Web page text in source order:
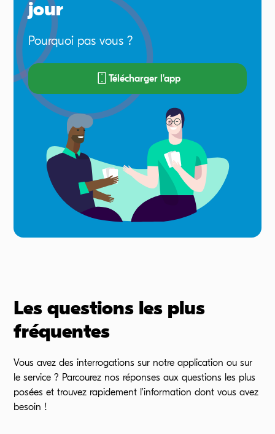
jour
Pourquoi pas vous ?
Télécharger l'app
Les questions les plus
fréquentes
Vous avez des interrogations sur notre application ou sur
leservice ? Parcourez nos réponses aux questions les plus
posées et trouvez rapidement l'information dont vous avez
besoin !